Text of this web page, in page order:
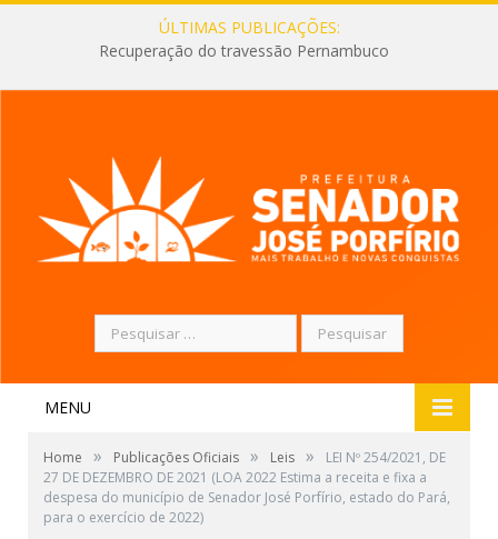
ÚLTIMAS PUBLICAÇÕES:
Recuperação do travessão Pernambuco
Pesquisar
por:
MENU
Home » Publicações Oficiais » Leis »
LEI Nº 254/2021, DE
27 DE DEZEMBRO DE 2021 (LOA 2022 Estima a receita e fixa a
despesa do município de Senador José Porfírio, estado do Pará,
para o exercício de 2022)